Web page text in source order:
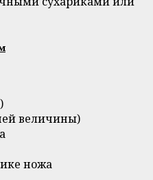
величины)
ножа